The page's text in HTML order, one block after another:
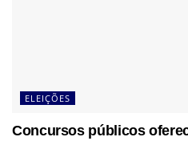
ELEIÇÕES
Concursos públicos